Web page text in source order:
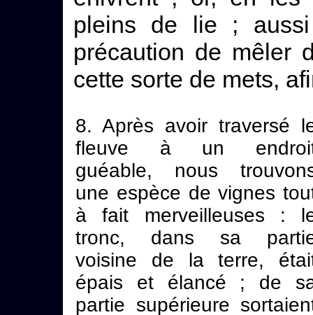
pleins de lie ;
précaution de mêler
cette sorte de mets,
8. Après avoir traversé
fleuve à un
guéable, nous
une espèce de vignes
à fait merveilleuses :
tronc, dans sa
voisine de la terre,
épais et élancé ; de
partie supérieure